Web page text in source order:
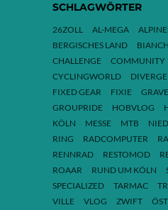
SCHLAGWÖRTER
26ZOLL AL-MEGA
BERGISCHES LAND
CHALLENGE
COMMUNITY
CYCLINGWORLD
DIVERGE
FIXED GEAR
FIXIE
GROUPRIDE
HOBVLOG
KÖLN
MESSE MTB
RING
RADCOMPUTER
RENNRAD
RESTOMOD
ROAAR
RUND UM KÖLN
SPECIALIZED
TARMAC
VILLE
VLOG ZWIFT